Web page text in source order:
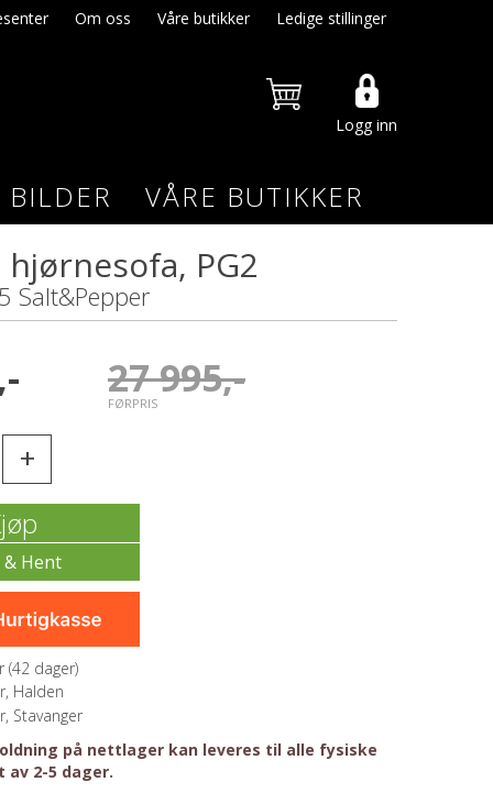
Om oss Våre butikker Ledige stillinger
Logg inn
BILDER VÅRE BUTIKKER
hjørnesofa, PG2
Salt&Pepper
27 995,-
FØRPRIS
+
(42 dager)
Halden
Stavanger
på nettlager kan leveres til alle fysiske
2-5 dager.